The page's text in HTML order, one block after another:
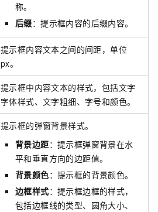
称。
后缀：提示框内容的后缀内容。
提示框内容文本之间的间距，单位
px。
提示框中内容文本的样式，包括文字
字体样式、文字粗细、字号和颜色。
提示框的弹窗背景样式。
背景边距：提示框弹窗背景在水
平和垂直方向的边距值。
背景颜色：提示框的背景颜色。
边框样式：提示框边框的样式，
包括边框线的类型、圆角大小、